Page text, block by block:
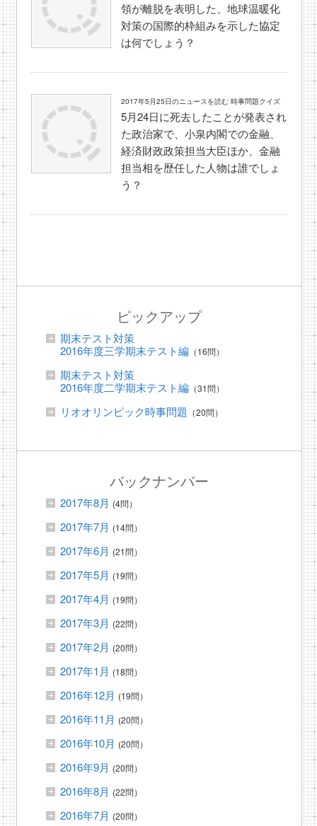
領が離脱を表明した、地球温暖化
対策の国際的枠組みを示した協定
は何でしょう？
2017年5月25日のニュースを読む 時事問題クイズ
5月24日に死去したことが発表され
た政治家で、小泉内閣での金融、
経済財政政策担当大臣ほか、金融
担当相を歴任した人物は誰でしょ
う？
ピックアップ
期末テスト対策
2016年度三学期末テスト編（16問）
期末テスト対策
2016年度二学期末テスト編（31問）
リオオリンピック時事問題 （20問）
バックナンバー
2017年8月 (4問）
2017年7月 (14問）
2017年6月 (21問）
2017年5月 (19問）
2017年4月 (19問）
2017年3月 (22問）
2017年2月 (20問）
2017年1月 (18問）
2016年12月 (19問）
2016年11月 (20問）
2016年10月 (20問）
2016年9月 (20問）
2016年8月 (22問）
2016年7月 (20問）